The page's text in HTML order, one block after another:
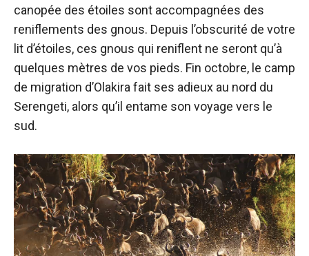
canopée des étoiles sont accompagnées des
reniflements des gnous. Depuis l’obscurité de votre
lit d’étoiles, ces gnous qui reniflent ne seront qu’à
quelques mètres de vos pieds. Fin octobre, le camp
de migration d’Olakira fait ses adieux au nord du
Serengeti, alors qu’il entame son voyage vers le
sud.